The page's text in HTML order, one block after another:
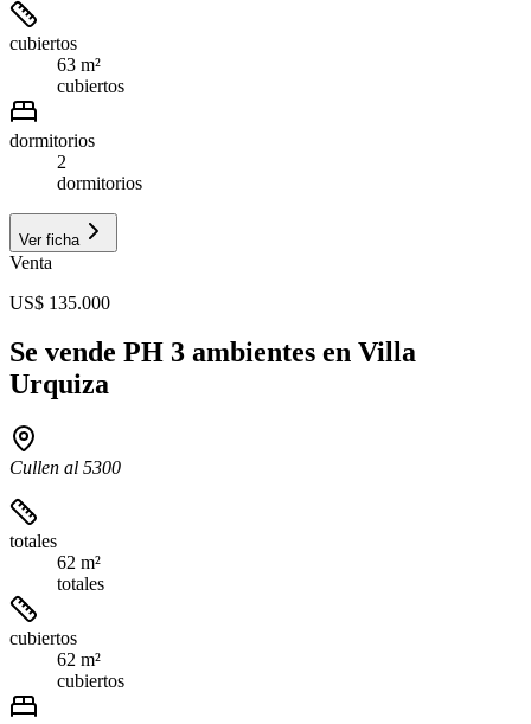
cubiertos
63 m²
cubiertos
dormitorios
2
dormitorios
Ver ficha
Venta
US$ 135.000
Se vende PH 3 ambientes en Villa
Urquiza
Cullen al 5300
totales
62 m²
totales
cubiertos
62 m²
cubiertos